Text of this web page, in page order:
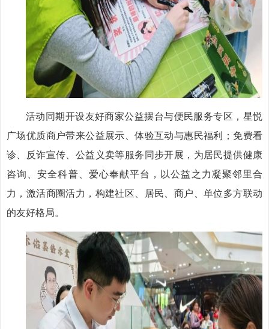
活动同期开设友好商家公益摆台与便民服务专区，星悦
广场优质商户带来公益展示、体验互动与惠民福利；免费看
诊、反诈宣传、公益义卖等服务同步开展，为居民提供健康
咨询、安全科普、爱心奉献平台，以公益之力凝聚邻里合
力，激活商圈活力，构建社区、居民、商户、单位多方联动
的友好格局。